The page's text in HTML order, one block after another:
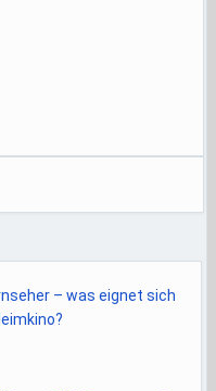
– was eignet sich